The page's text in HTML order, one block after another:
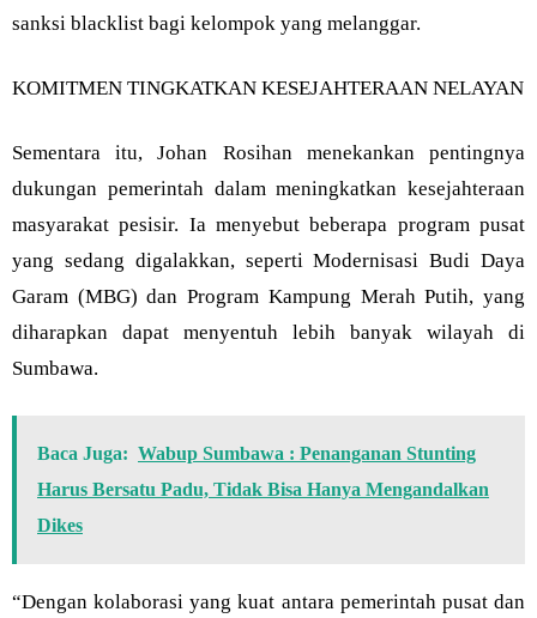
sanksi blacklist bagi kelompok yang melanggar.
KOMITMEN TINGKATKAN KESEJAHTERAAN NELAYAN
Sementara itu, Johan Rosihan menekankan pentingnya
dukungan pemerintah dalam meningkatkan kesejahteraan
masyarakat pesisir. Ia menyebut beberapa program pusat
yang sedang digalakkan, seperti Modernisasi Budi Daya
Garam (MBG) dan Program Kampung Merah Putih, yang
diharapkan dapat menyentuh lebih banyak wilayah di
Sumbawa.
Baca Juga: Wabup Sumbawa : Penanganan Stunting
Harus Bersatu Padu, Tidak Bisa Hanya Mengandalkan
Dikes
“Dengan kolaborasi yang kuat antara pemerintah pusat dan